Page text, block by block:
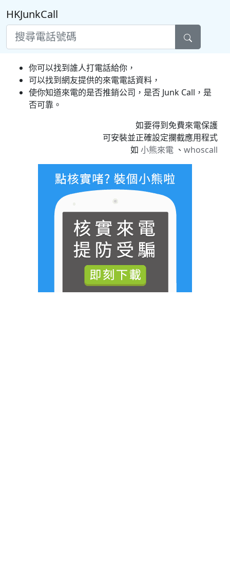
HKJunkCall
你可以找到誰人打電話給你，
可以找到網友提供的來電電話資料，
使你知道來電的是否推銷公司，是否 Junk Call，是
否可靠。
如要得到免費來電保護
可安裝並正確設定攔截應用程式
如 小熊來電 、 whoscall